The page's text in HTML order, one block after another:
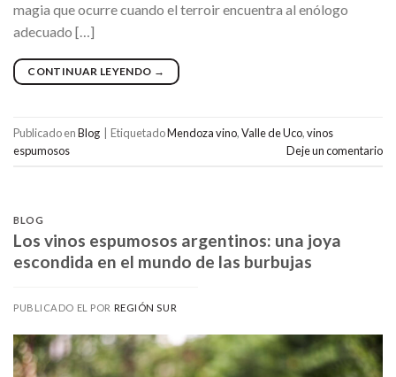
magia que ocurre cuando el terroir encuentra al enólogo
adecuado […]
CONTINUAR LEYENDO →
Publicado enBlog EtiquetadoMendoza vino,Valle de Uco,vinos
espumosos
Deje un comentario
BLOG
Los vinos espumosos argentinos: una joya
escondida en el mundo de las burbujas
PUBLICADO EL POR REGIÓN SUR